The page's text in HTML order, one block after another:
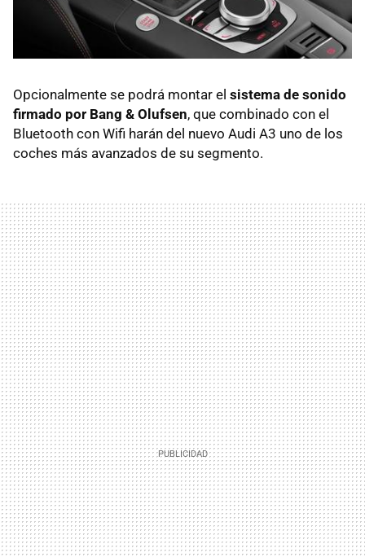
Opcionalmente se podrá montar el sistema de sonido
firmado por Bang & Olufsen, que combinado con el
Bluetooth con Wifi harán del nuevo Audi A3 uno de los
coches más avanzados de su segmento.